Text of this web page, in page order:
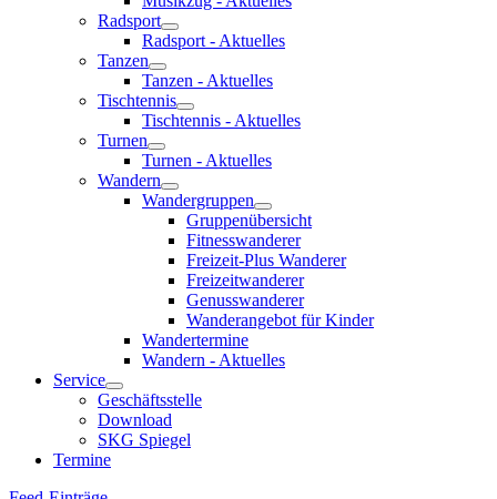
Radsport
Radsport - Aktuelles
Tanzen
Tanzen - Aktuelles
Tischtennis
Tischtennis - Aktuelles
Turnen
Turnen - Aktuelles
Wandern
Wandergruppen
Gruppenübersicht
Fitnesswanderer
Freizeit-Plus Wanderer
Freizeitwanderer
Genusswanderer
Wanderangebot für Kinder
Wandertermine
Wandern - Aktuelles
Service
Geschäftsstelle
Download
SKG Spiegel
Termine